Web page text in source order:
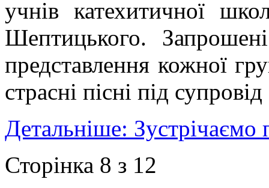
учнів катехитичної
Шептицького.
представлення кожної
страсні пісні під
Детальніше: Зустрічаємо
Сторінка 8 з 12